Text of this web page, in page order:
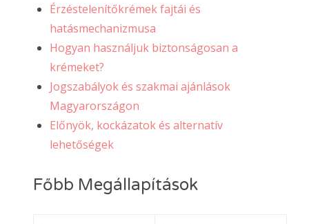
Érzéstelenítőkrémek fajtái és
hatásmechanizmusa
Hogyan használjuk biztonságosan a
krémeket?
Jogszabályok és szakmai ajánlások
Magyarországon
Előnyök, kockázatok és alternatív
lehetőségek
Főbb Megállapítások